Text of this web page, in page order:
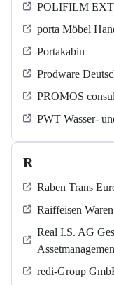
POLIFILM
porta Möbel
Portakabin
Prodware
PROMOS
PWT Wasser-
R
Raben Trans
Raiffeisen
Real I.S. AG
redi-Group